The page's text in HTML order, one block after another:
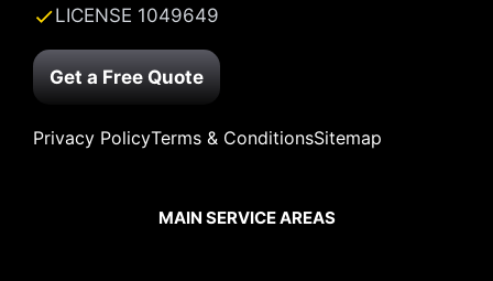
LICENSE 1049649
Get a Free Quote
Privacy PolicyTerms & ConditionsSitemap
MAIN SERVICE AREAS